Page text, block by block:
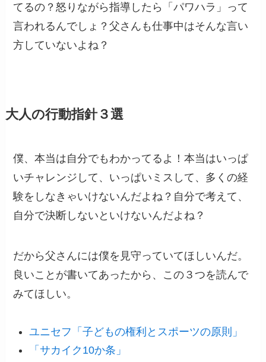
てるの？怒りながら指導したら「パワハラ」って
言われるんでしょ？父さんも仕事中はそんな言い
方していないよね？
大人の行動指針３選
僕、本当は自分でもわかってるよ！本当はいっぱ
いチャレンジして、いっぱいミスして、多くの経
験をしなきゃいけないんだよね？自分で考えて、
自分で決断しないといけないんだよね？
だから父さんには僕を見守っていてほしいんだ。
良いことが書いてあったから、この３つを読んで
みてほしい。
ユニセフ「子どもの権利とスポーツの原則」
「サカイク10か条」